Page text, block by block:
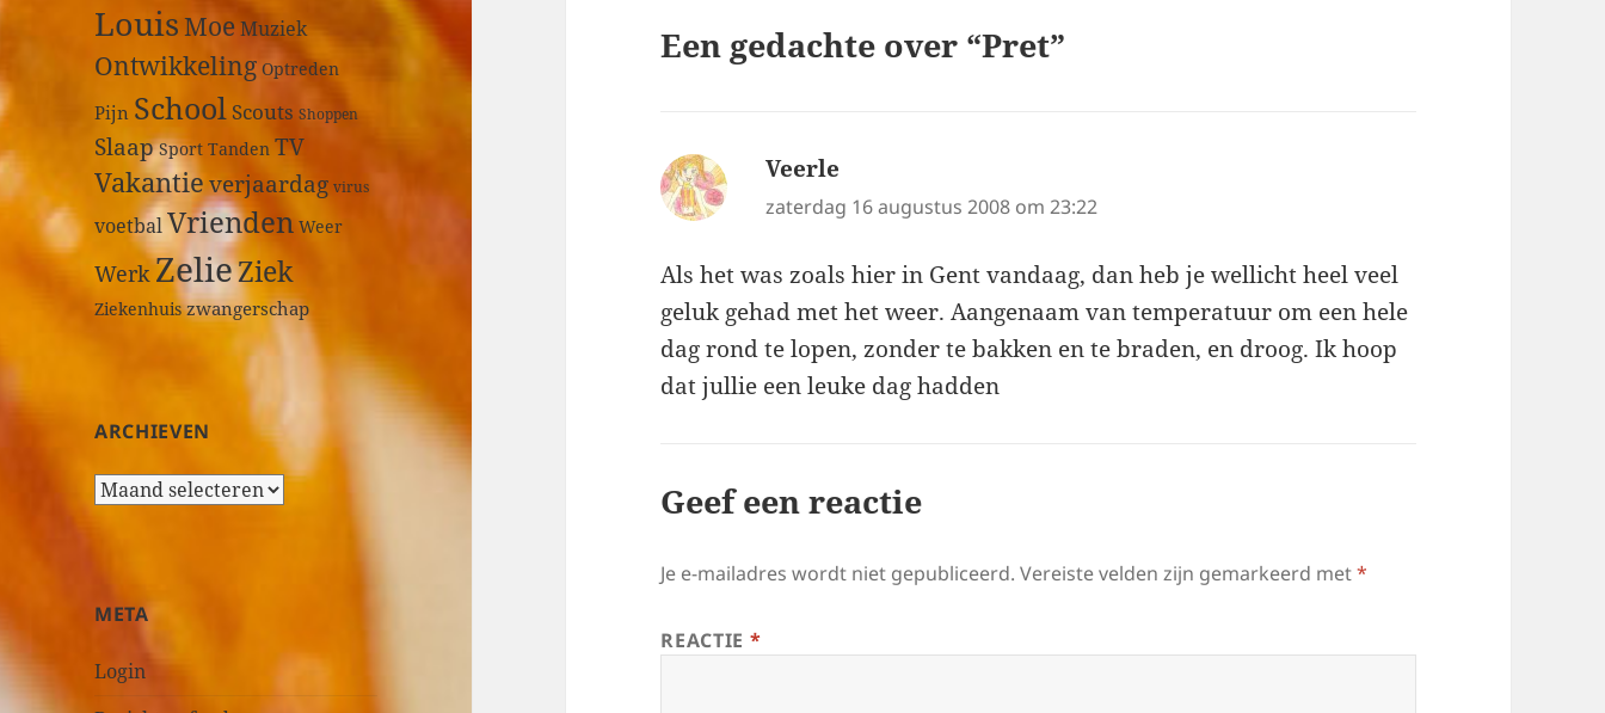
LouisMoeMuziek
Ontwikkeling Optreden
Pijn SchoolScouts Shoppen
Slaap Sport Tanden TV
Vakantieverjaardag virus
voetbalVrienden Weer
WerkZelieZiek
Ziekenhuis zwangerschap
ARCHIEVEN
A
i
v
META
Login
Een gedachte over “Pret”
Veerle
zaterdag 16 augustus 2008 om 23:22
Als het was zoals hier in Gent vandaag, dan heb je wellicht heel veel
geluk gehad met het weer. Aangenaam van temperatuur om een hele
dag rond te lopen, zonder te bakken en te braden, en droog. Ik hoop
dat jullie een leuke dag hadden
Geef een reactie
Je e-mailadres wordt niet gepubliceerd. Vereiste velden zijn gemarkeerd met*
REACTIE *